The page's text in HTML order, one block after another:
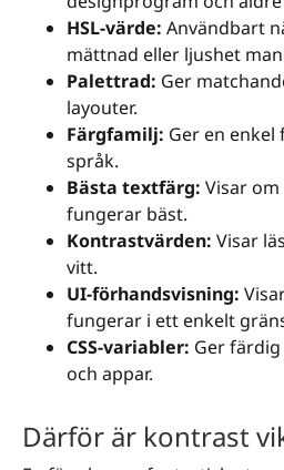
HSL-värde: Användbart
mättnad eller ljushet
Palettrad: Ger
layouter.
Färgfamilj: Ger en
språk.
Bästa textfärg: Visar
fungerar bäst.
Kontrastvärden: Visar
vitt.
UI-förhandsvisning:
fungerar i ett enkelt
CSS-variabler: Ger
och appar.
Därför är kontrast